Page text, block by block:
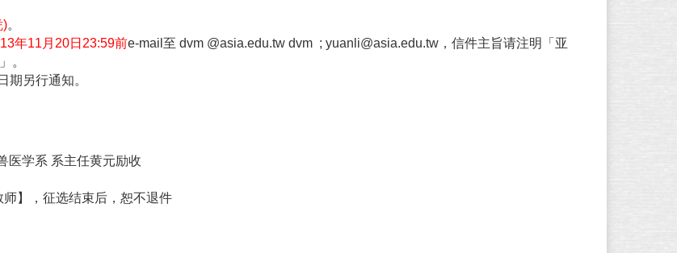
)。
年11月20日23:59前e-mail至 dvm @asia.edu.tw dvm ; yuanli@asia.edu.tw ，信件主旨请注明「亚
。
期另行通知。
医学系 系主任黄元励收
】，征选结束后，恕不退件